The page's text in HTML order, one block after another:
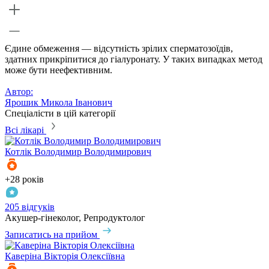
Єдине обмеження — відсутність зрілих сперматозоїдів,
здатних прикріпитися до гіалуронату. У таких випадках метод
може бути неефективним.
Автор:
Ярошик Микола Іванович
Спеціалісти в цій категорії
Всі лікарі
Котлік Володимир Володимирович
+28 років
205 відгуків
Акушер-гінеколог, Репродуктолог
Записатись на прийом
Каверіна Вікторія Олексіївна